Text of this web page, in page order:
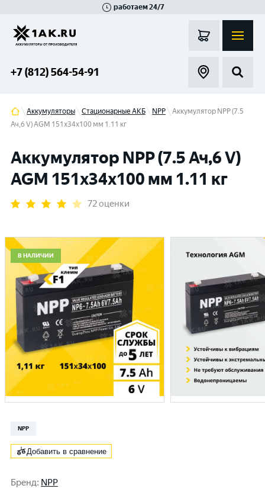
работаем 24/7
+7 (812) 564-54-91
Аккумуляторы Стационарные АКБ NPP
Аккумулятор NPP (7.5
Ач,6 V) AGM 151x34x100 мм 1.11 кг
Аккумулятор NPP (7.5 Ач,6 V)
AGM 151x34x100 мм 1.11 кг
72 оценки
В НАЛИЧИИ
NPP
Добавить в сравнение
Бренд: NPP
Гатчина